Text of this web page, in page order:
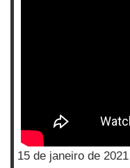
15 de janeiro de